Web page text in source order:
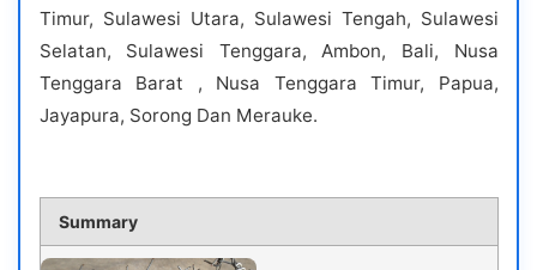
Timur, Sulawesi Utara, Sulawesi Tengah, Sulawesi
Selatan, Sulawesi Tenggara, Ambon, Bali, Nusa
Tenggara Barat , Nusa Tenggara Timur, Papua,
Jayapura, Sorong Dan Merauke.
Summary